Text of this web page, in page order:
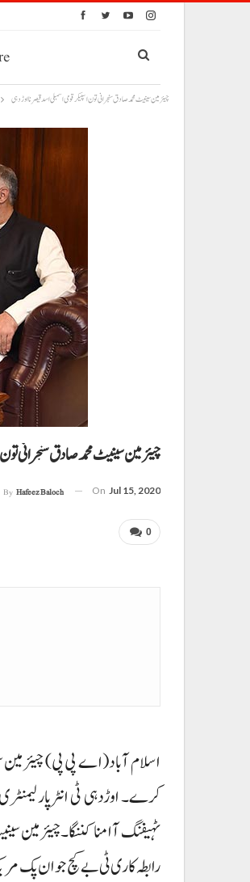
چیئرمین سینیٹ محمد صادق سنجرانی تون اسپیکر قومی اسمبلی اسدقیصر نا اوڑدہی
چیئرمین سینیٹ محمد صادق سنجرانی
By Hafeez Baloch On Jul 15, 2020
0
اسلام آباد(اے پی پی) چیئرمین
کرے۔ اوڑدہی ٹی
ٹہیفنگ آ امنا کننگا۔ چیئرمین
رابطہ کاری ٹی بے کچ جوان پک